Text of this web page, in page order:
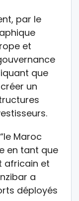
par le
et
que
un
Maroc
en tant que
africain et
a
déployés